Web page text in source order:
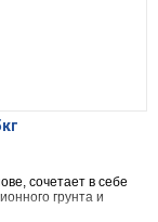
сочетает в себе
грунта и